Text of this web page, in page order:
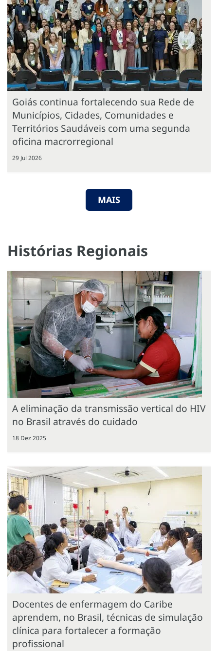
Goiás continua fortalecendo sua Rede de
Municípios, Cidades, Comunidades e
Territórios Saudáveis com uma segunda
oficina macrorregional
29 Jul 2026
MAIS
Histórias Regionais
A eliminação da transmissão vertical do HIV
no Brasil através do cuidado
18 Dez 2025
Docentes de enfermagem do Caribe
aprendem, no Brasil, técnicas de simulação
clínica para fortalecer a formação
profissional